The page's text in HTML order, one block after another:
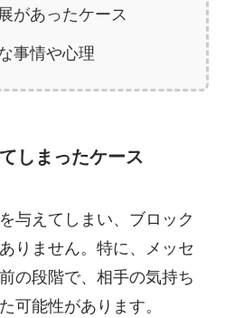
があったケース
事情や心理
しまったケース
与えてしまい、ブロック
りません。特に、メッセ
の段階で、相手の気持ち
可能性があります。